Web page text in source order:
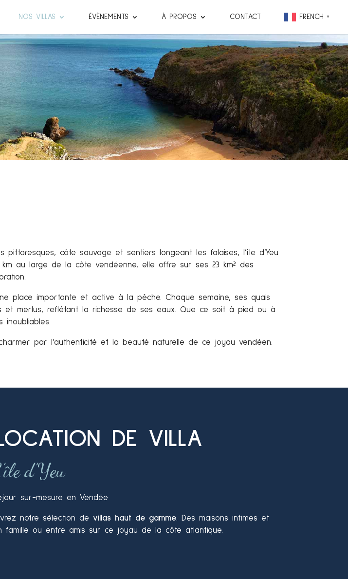
NOS VILLAS ÉVÈNEMENTS À PROPOS CONTACT FRENCH ▼
côte sauvage et sentiers longeant les falaises, l’île d’Yeu
au large de la côte vendéenne, elle offre sur ses 23 km² des
place importante et active à la pêche.Chaque semaine, ses quais
et merlus, reflétant la richesse de ses eaux. Que ce soit à pied ou à
inoubliables.
par l’authenticité et la beauté naturelle de ce joyau vendéen.
DE VILLA
d’Yeu
sur-mesure en Vendée
notre sélection de villas haut de gamme. Des maisons intimes et
famille ou entre amis sur ce joyau de la côte atlantique.